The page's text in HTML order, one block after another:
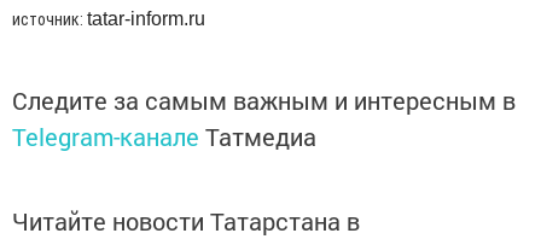
источник: tatar-inform.ru
Следите за самым важным и интересным в
Telegram-канале Татмедиа
Читайте новости Татарстана в